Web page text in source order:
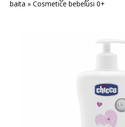
baita » Cosmetice bebelusi 0+